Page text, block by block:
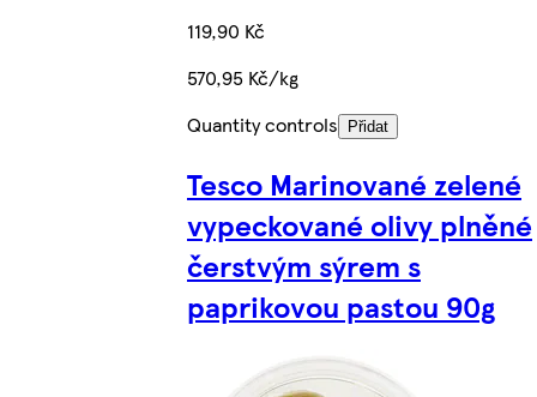
119,90 Kč
570,95 Kč/kg
Quantity controls
Přidat
Tesco Marinované zelené
vypeckované olivy plněné
čerstvým sýrem s
paprikovou pastou 90g